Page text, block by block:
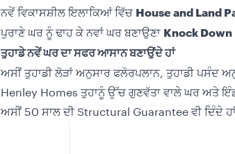
ਨਵੇਂ ਵਿਕਾਸਸ਼ੀਲ ਇਲਾਕਿਆਂ ਵਿੱਚHouse and Land
ਪੁਰਾਣੇ ਘਰ ਨੂੰ ਢਾਹ ਕੇ ਨਵਾਂ ਘਰ ਬਣਾਉਣਾ Knock
ਤੁਹਾਡੇਨਵੇਂਘਰਦਾਸਫਰਆਸਾਨਬਣਾਉਂਦੇਹਾਂ
ਅਸੀਂ ਤੁਹਾਡੀ ਲੋੜਾਂ ਅਨੁਸਾਰ ਫਲੋਰਪਲਾਨ, ਤੁਹਾਡੀ ਪਸੰਦ
Henley Homes ਤੁਹਾਨੂੰ ਉੱਚ ਗੁਣਵੱਤਾ ਵਾਲੇ ਘਰ ਅਤੇ
ਅਸੀਂ 50 ਸਾਲ ਦੀ Structural Guarantee ਵੀ ਦਿੰਦੇ